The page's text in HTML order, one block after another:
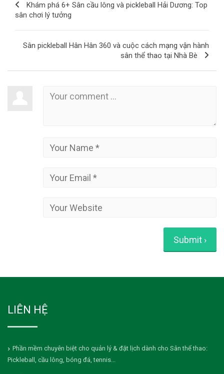
Khám phá 6+ Sân cầu lông và pickleball Hải Dương: Top
sân chơi lý tưởng
Sân pickleball Hân Hân 360 và cuộc cách mạng vận hành
sân thể thao tại Nhà Bè
LIÊN HỆ
Phần mềm chuyên biệt cho quản lý & đặt lịch dành cho Sân thể thao:
Pickleball, cầu lông, bóng đá, tennis...